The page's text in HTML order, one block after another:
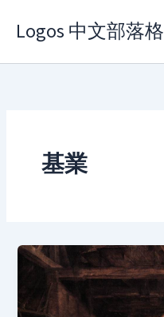
Logos 中文部落格
基業